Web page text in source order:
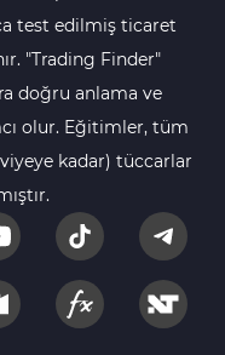
344
75
74
test edilmiş ticaret
"Trading Finder"
doğru anlama ve
olur. Eğitimler, tüm
kadar) tüccarlar